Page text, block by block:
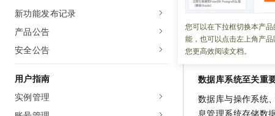
您可以在下拉框切换本产
能，也可以点击左上角产
您更高效阅读文档。
新功能发布记录
产品公告
安全公告
用户指南
实例管理
行业趋势
数据库系统至关重
数据库与操作系统
息管理系统存储数
Qwen3.8-Max HOT
智能体时代全能旗舰模型
能看、能想、能动手的多模
Qwen3-VL-Plus
计算
容器
存储
网络与CDN
无影云电脑
随时随地安全接入的云上超
云解析DNS
云原生大数据计算服务
面向分析的企业级SaaS模
互联网应用开发
大数据
现代化应用
安全
HappyHorse 打造一站式
快速拥有专属 OpenClaw
云工开物
高校专属算力普惠，学生
免费试用
解决方案免费试用 新老同
最高领取价值200元试用
观测云
Tuya 物联网平台阿里云
电子合同
畅捷通
Salesforce On Alibaba
Consulting Partner 合作计
工单服务
短信专区
分析师报告
研究报告与白皮书
天池大赛
AI 算法大赛